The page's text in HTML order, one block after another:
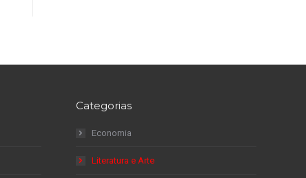
Categorias
Economia
Literatura e Arte